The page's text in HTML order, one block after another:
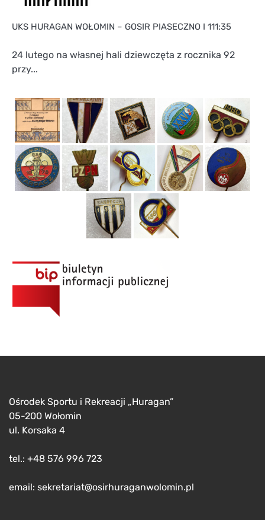
UKS HURAGAN WOŁOMIN – GOSIR PIASECZNO I 111:35
24 lutego na własnej hali dziewczęta z rocznika 92
przy...
Ośrodek Sportu i Rekreacji „Huragan”
05-200 Wołomin
ul. Korsaka 4
tel.: +48 576 996 723
email: sekretariat@osirhuraganwolomin.pl